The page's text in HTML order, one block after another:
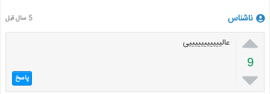
ناشناس 5 سال قبل

9

عالیییییییییییی
پاسخ